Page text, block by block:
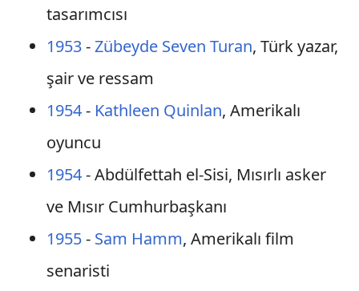
tasarımcısı
1953-Zübeyde Seven Turan, Türk yazar,
şair ve ressam
1954- Kathleen Quinlan, Amerikalı
oyuncu
1954- Abdülfettah el-Sisi, Mısırlı asker
ve Mısır Cumhurbaşkanı
1955- Sam Hamm, Amerikalı film
senaristi